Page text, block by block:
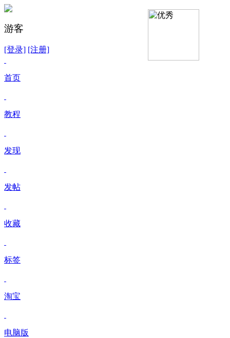
游客
[登录] [注册]
首页
教程
发现
发帖
收藏
标签
淘宝
电脑版